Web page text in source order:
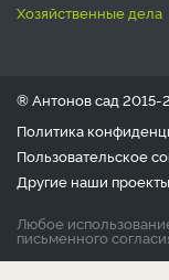
хозяйственные дела
® Антонов сад 2015-
Политика
Пользовательское
Другие наши
Любое
письменного